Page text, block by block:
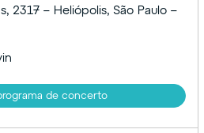
2317 – Heliópolis, São Paulo –
de concerto